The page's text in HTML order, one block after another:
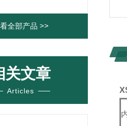
全部产品 >>
关文章
Articles